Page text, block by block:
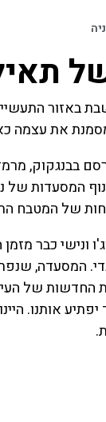
באזור
את עצמה
המסעדות
של המטבח
ונישי כבר
המסעדה,
החדשות של
אותנו.